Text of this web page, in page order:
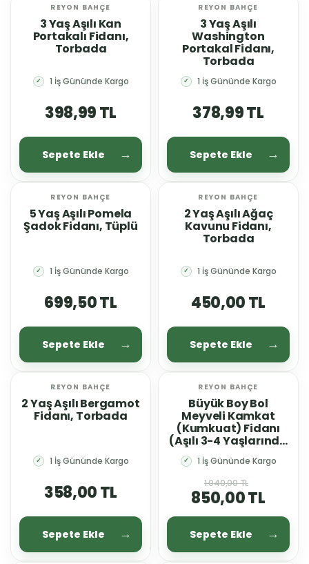
REYON BAHÇE
3 Yaş Aşılı Kan
Portakalı Fidanı,
Torbada
✓ 1 İş Gününde Kargo
398,99 TL
Sepete Ekle
REYON BAHÇE
3 Yaş Aşılı
Washington
Portakal Fidanı,
Torbada
✓ 1 İş Gününde Kargo
378,99 TL
Sepete Ekle
REYON BAHÇE
5 Yaş Aşılı Pomela
Şadok Fidanı, Tüplü
✓ 1 İş Gününde Kargo
699,50 TL
Sepete Ekle
REYON BAHÇE
2 Yaş Aşılı Ağaç
Kavunu Fidanı,
Torbada
✓ 1 İş Gününde Kargo
450,00 TL
Sepete Ekle
REYON BAHÇE
2 Yaş Aşılı Bergamot
Fidanı, Torbada
✓ 1 İş Gününde Kargo
358,00 TL
Sepete Ekle
%18 İNDİRİM
REYON BAHÇE
Büyük Boy Bol
Meyveli Kamkat
(Kumkuat) Fidanı
(Aşılı 3-4 Yaşlarında
Ağaç)
✓
1 İş Gününde Kargo
1.040,00 TL
850,00 TL
Sepete Ekle